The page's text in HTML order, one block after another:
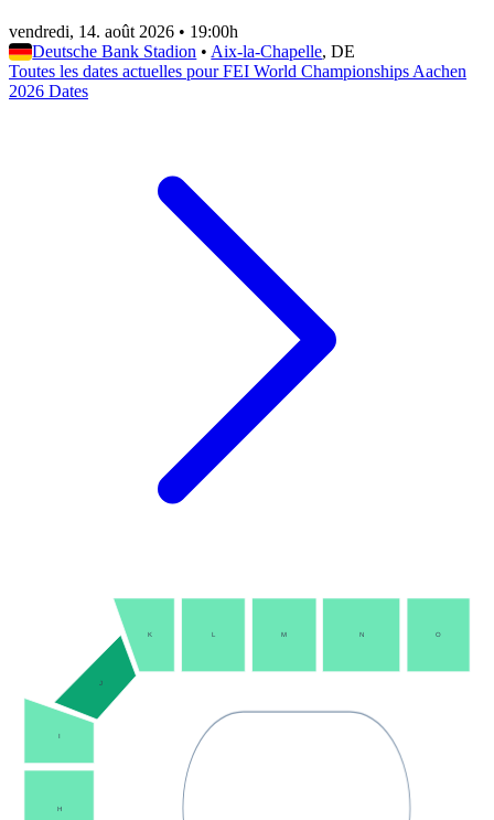
vendredi, 14. août 2026 • 19:00h
Deutsche Bank Stadion • Aix-la-Chapelle, DE
Toutes les dates actuelles pour FEI World Championships Aachen
2026 Dates
K L M N O
J
I
H